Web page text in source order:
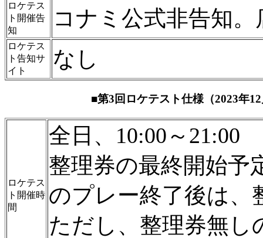
ロケテス
ト開催告
知
コナミ公式非告知
ロケテス
ト告知サ
イト
なし
■第3回ロケテスト仕様（2023年
ロケテス
ト開催時
間
全日、10:00～21:00
整理券の最終開始予
のプレー終了後は、
ただし、整理券無し